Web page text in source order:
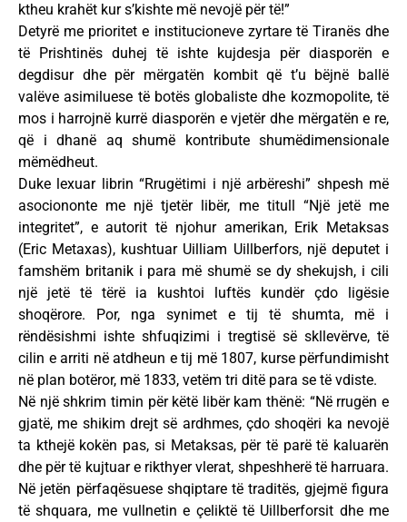
ktheu krahët kur s’kishte më nevojë për të!”
Detyrë me prioritet e institucioneve zyrtare të Tiranës dhe
të Prishtinës duhej të ishte kujdesja për diasporën e
degdisur dhe për mërgatën kombit që t’u bëjnë ballë
valëve asimiluese të botës globaliste dhe kozmopolite, të
mos i harrojnë kurrë diasporën e vjetër dhe mërgatën e re,
që i dhanë aq shumë kontribute shumëdimensionale
mëmëdheut.
Duke lexuar librin “Rrugëtimi i një arbëreshi” shpesh më
asociononte me një tjetër libër, me titull “Një jetë me
integritet”, e autorit të njohur amerikan, Erik Metaksas
(Eric Metaxas), kushtuar Uilliam Uillberfors, një deputet i
famshëm britanik i para më shumë se dy shekujsh, i cili
një jetë të tërë ia kushtoi luftës kundër çdo ligësie
shoqërore. Por, nga synimet e tij të shumta, më i
rëndësishmi ishte shfuqizimi i tregtisë së skllevërve, të
cilin e arriti në atdheun e tij më 1807, kurse përfundimisht
në plan botëror, më 1833, vetëm tri ditë para se të vdiste.
Në një shkrim timin për këtë libër kam thënë: “Në rrugën e
gjatë, me shikim drejt së ardhmes, çdo shoqëri ka nevojë
ta kthejë kokën pas, si Metaksas, për të parë të kaluarën
dhe për të kujtuar e rikthyer vlerat, shpeshherë të harruara.
Në jetën përfaqësuese shqiptare të traditës, gjejmë figura
të shquara, me vullnetin e çeliktë të Uillberforsit dhe me